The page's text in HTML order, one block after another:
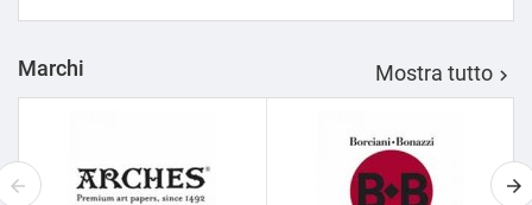
Marchi Mostra tutto 